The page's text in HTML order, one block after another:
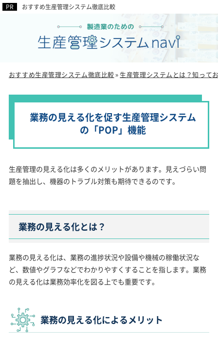
おすすめ生産管理システム徹底比較
おすすめ生産管理システム徹底比較» 生産管理システムとは？知って
業務の見える化を促す生産管理システム
の「POP」機能
生産管理の見える化は多くのメリットがあります。見えづらい問
題を抽出し、機器のトラブル対策も期待できるのです。
業務の見える化とは？
業務の見える化は、業務の進捗状況や設備や機械の稼働状況な
ど、数値やグラフなどでわかりやすくすることを指します。業務
の見える化は業務効率化を図る上でも重要です。
業務の見える化によるメリット